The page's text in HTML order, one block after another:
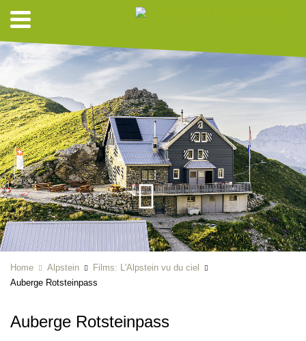
Home Alpstein
Films: L'Alpstein vu du ciel
Auberge Rotsteinpass
Auberge Rotsteinpass